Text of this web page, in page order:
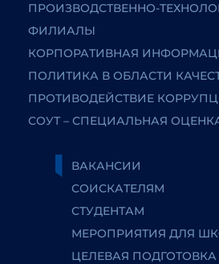
ПРОИЗВОДСТВЕННО-
ФИЛИАЛЫ
КОРПОРАТИВНАЯ
ПОЛИТИКА В ОБЛАСТИ
ПРОТИВОДЕЙСТВИЕ
СОУТ – СПЕЦИАЛЬНАЯ
ВАКАНСИИ
СОИСКАТЕЛЯМ
СТУДЕНТАМ
МЕРОПРИЯТИЯ ДЛЯ
ЦЕЛЕВАЯ ПОДГОТОВКА